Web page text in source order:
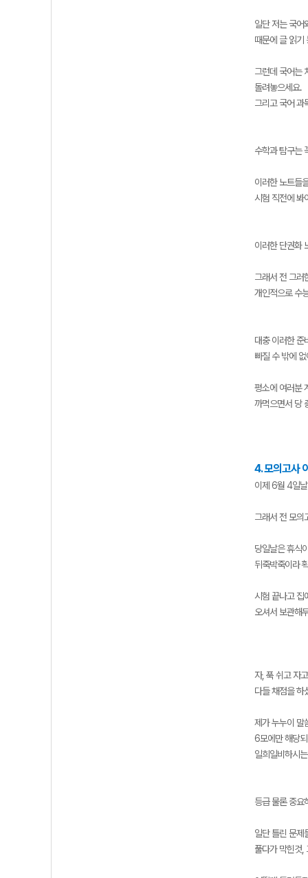
일단 저는 국어
때문에 글 읽기
그런데 국어는
돌려놓으세요.
그리고 국어 과
수학과 탐구는
이러한 노트들
시험 직전에 봐
이러한 단권화
그래서 전 그러
개인적으로 수
대충 이러한 준
빠질 수 밖에
평소에 여러분
까먹으면서 당
4. 모의고사
이제 6월 4일
그래서 전 모의
당일날은 휴식
뒤죽박죽이라
시험 끝나고 집
오셔서 보관해
자, 푹 쉬고 자
다들 채점을 하
제가 누누이 말
6모에만 해당
일희일비하시
등급 물론 중요
일단 틀린 문제
풀다가 막힌것,